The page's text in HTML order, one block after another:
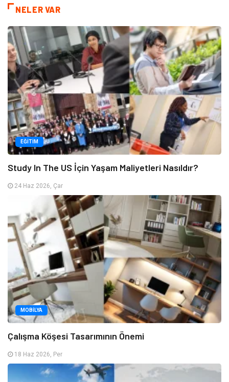
NELER VAR
EĞITIM
Study In The US İçin Yaşam Maliyetleri Nasıldır?
24 Haz 2026, Çar
MOBILYA
Çalışma Köşesi Tasarımının Önemi
18 Haz 2026, Per